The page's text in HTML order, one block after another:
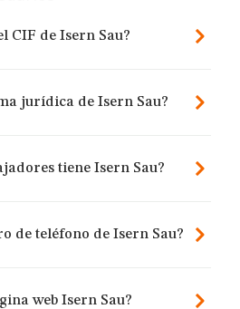
CIF de Isern Sau?
jurídica de Isern Sau?
tiene Isern Sau?
de teléfono de Isern Sau?
web Isern Sau?